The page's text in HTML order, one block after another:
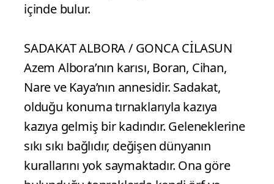
içinde bulur.
SADAKAT ALBORA / GONCA CİLASUN
Azem Albora’nın karısı, Boran, Cihan,
Nare ve Kaya’nın annesidir. Sadakat,
olduğu konuma tırnaklarıyla kazıya
kazıya gelmiş bir kadındır. Geleneklerine
sıkı sıkı bağlıdır, değişen dünyanın
kurallarını yok saymaktadır. Ona göre